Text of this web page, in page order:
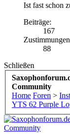
Ist fast schon
Beiträge:
167
88
Schließen
Community
Home Foren >
YTS 62 Purple